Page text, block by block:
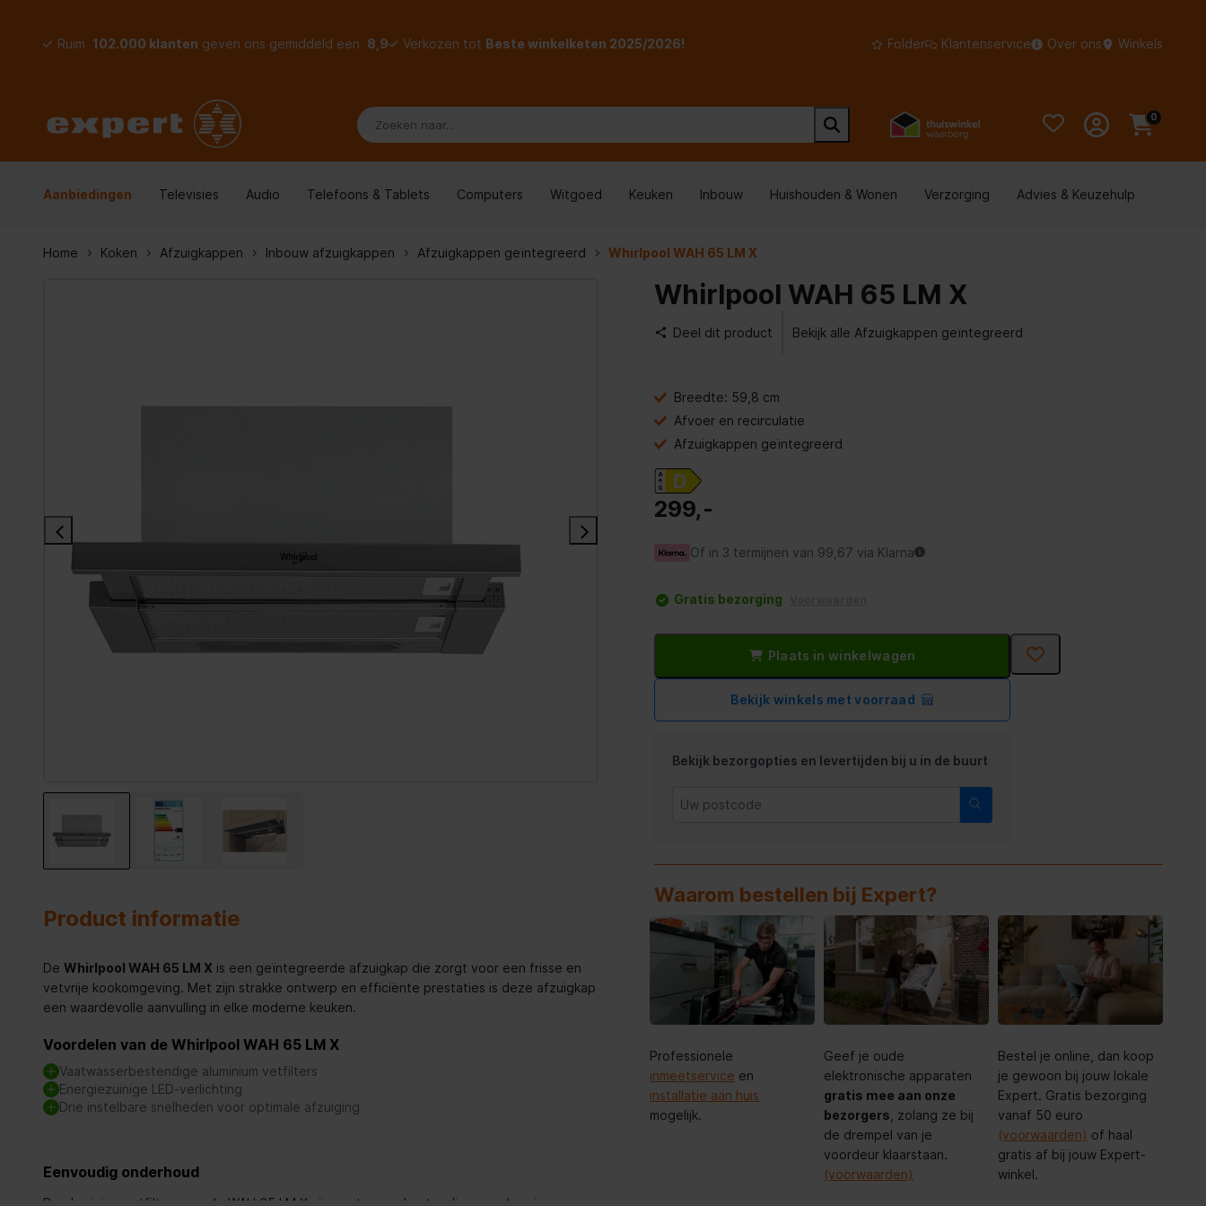
Ruim 102.000 klanten geven ons gemiddeld een 8,9 Verkozen tot Beste winkelketen 2025/2026! Folder Klantenservice Over ons Winkels
0
Aanbiedingen Televisies Audio Telefoons & Tablets Computers Witgoed Keuken Inbouw Huishouden & Wonen Verzorging Advies & Keuzehulp
Home Koken Afzuigkappen Inbouw afzuigkappen Afzuigkappen geïntegreerd Whirlpool WAH 65 LM X
Product informatie
De Whirlpool WAH 65 LM X is een geïntegreerde afzuigkap die zorgt voor een frisse en
vetvrije kookomgeving. Met zijn strakke ontwerp en efficiënte prestaties is deze afzuigkap
een waardevolle aanvulling in elke moderne keuken.
Voordelen van de Whirlpool WAH 65 LM X
Vaatwasserbestendige aluminium vetfilters
Energiezuinige LED-verlichting
Drie instelbare snelheden voor optimale afzuiging
Eenvoudig onderhoud
De aluminium vetfilters van de WAH 65 LM X zijn vaatwasserbestendig, waardoor je ze
Whirlpool WAH 65 LM X
Deel dit product Bekijk alle Afzuigkappen geïntegreerd
Breedte: 59,8 cm
Afvoer en recirculatie
Afzuigkappen geïntegreerd
299,-
Of in 3 termijnen van 99,67 via Klarna
Gratis bezorging
Plaats in winkelwagen
Bekijk winkels met voorraad
Bekijk bezorgopties en levertijden bij u in de buurt
Waarom bestellen bij Expert?
Professionele
inmeetservice en
installatie aan huis
mogelijk.
Geef je oude
elektronische apparaten
gratis mee aan onze
bezorgers , zolang ze bij
de drempel van je
voordeur klaarstaan.
(voorwaarden)
Bestel je online, dan koop
je gewoon bij jouw lokale
Expert. Gratis bezorging
vanaf 50 euro
(voorwaarden) of haal
gratis af bij jouw Expert-
winkel.